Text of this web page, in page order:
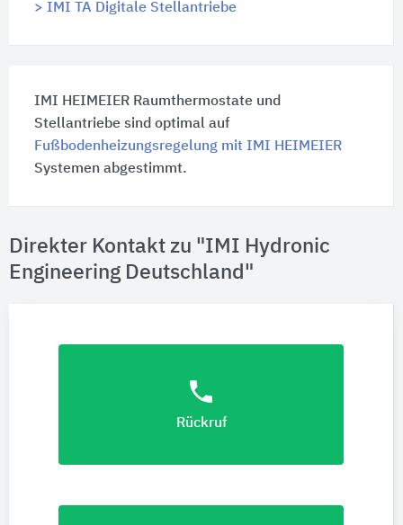
> IMI TA Digitale Stellantriebe
IMI HEIMEIER Raumthermostate und
Stellantriebe sind optimal auf
Fußbodenheizungsregelung mit IMI HEIMEIER
Systemen abgestimmt.
Direkter Kontakt zu "IMI Hydronic
Engineering Deutschland"
phone
Rückruf